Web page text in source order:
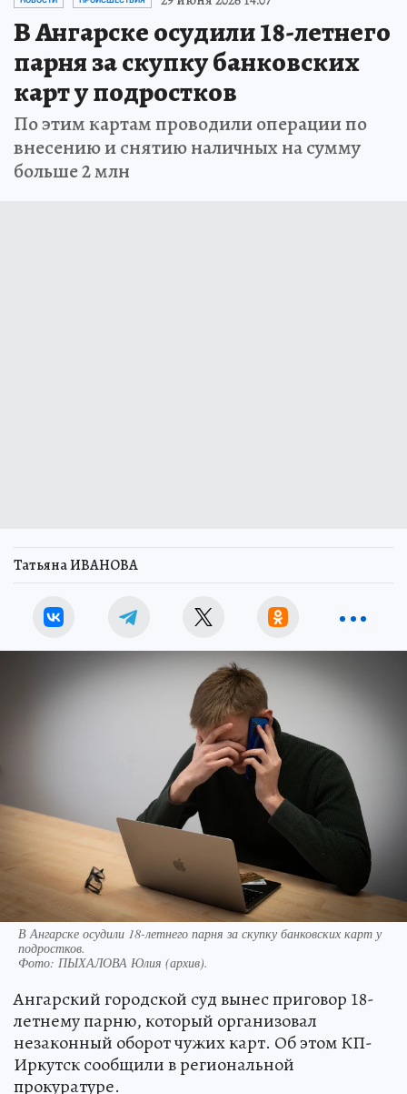
В Ангарске осудили 18-летнего
парня за скупку банковских
карт у подростков
По этим картам проводили операции по
внесению и снятию наличных на сумму
больше 2 млн
Татьяна ИВАНОВА
В Ангарске осудили 18-летнего парня за скупку банковских карт у
подростков.
Фото: ПЫХАЛОВА Юлия (архив).
Ангарский городской суд вынес приговор 18-
летнему парню, который организовал
незаконный оборот чужих карт. Об этом КП-
Иркутск сообщили в региональной
прокуратуре.